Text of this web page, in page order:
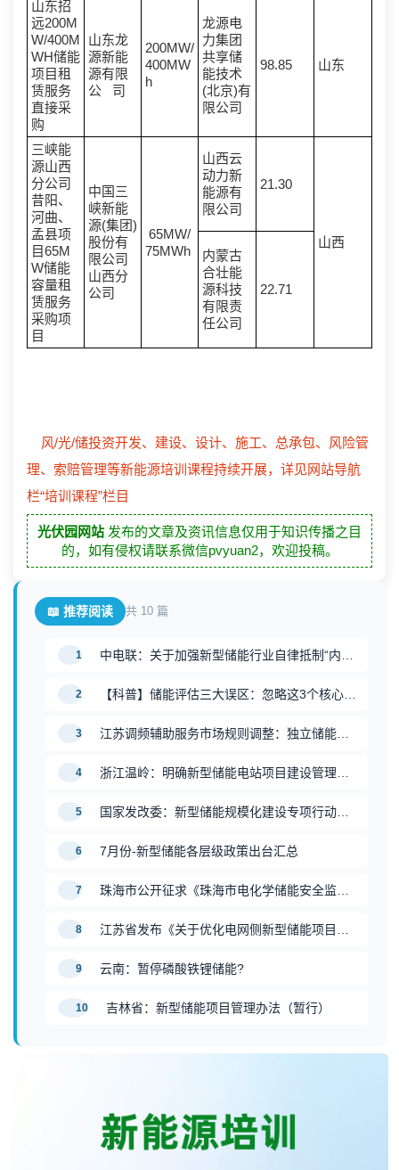
山东招
远200M
W/400M
WH储能
项目租
赁服务
直接采
购
山东龙
源新能
源有限
公 司
200MW/
400MW
h
龙源电
力集团
共享储
能技术
(北京)有
限公司
98.85 山东
三峡能
源山西
分公司
昔阳、
河曲、
孟县项
目65M
W储能
容量租
赁服务
采购项
目
中国三
峡新能
源(集团)
股份有
限公司
山西分
公司
65MW/
75MWh
山西云
动力新
能源有
限公司
21.30
山西
内蒙古
合壮能
源科技
有限责
任公司
22.71
风/光/储投资开发、建设、设计、施工、总承包、风险管
理、索赔管理等新能源培训课程持续开展，详见网站导航
栏“培训课程”栏目
光伏园网站 发布的文章及资讯信息仅用于知识传播之目
的，如有侵权请联系微信pvyuan2，欢迎投稿。
📖 推荐阅读 共 10 篇
1
2
3
4
5
6 7月份-新型储能各层级政策出台汇总
7
8
9 云南：暂停磷酸铁锂储能?
10 吉林省：新型储能项目管理办法（暂行）